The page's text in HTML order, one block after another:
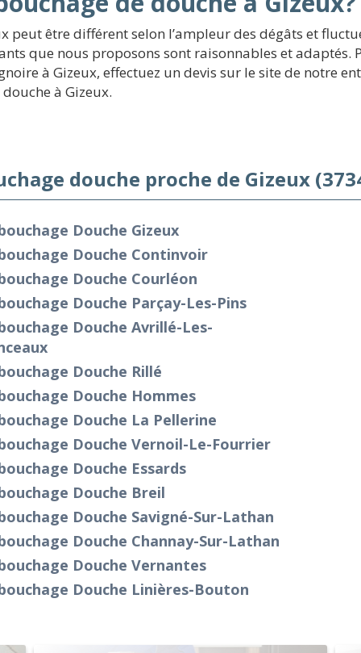
peut être différent selon l’ampleur des dégâts et
que nous proposons sont raisonnables et
à Gizeux, effectuez un devis sur le site de notre
à Gizeux.
douche proche de Gizeux
Douche Gizeux
Douche Continvoir
Douche Courléon
Douche Parçay-Les-Pins
Douche Avrillé-Les-
Douche Rillé
Douche Hommes
Douche La Pellerine
Douche Vernoil-Le-Fourrier
Douche Essards
Douche Breil
Douche Savigné-Sur-Lathan
Douche Channay-Sur-Lathan
Douche Vernantes
Douche Linières-Bouton